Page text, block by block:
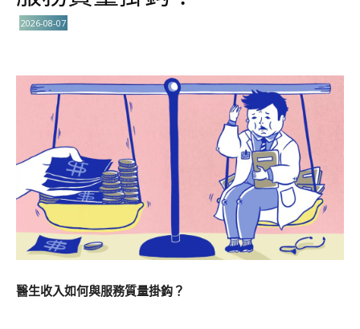
2026-08-07
醫生收入如何與服務質量掛鈎？